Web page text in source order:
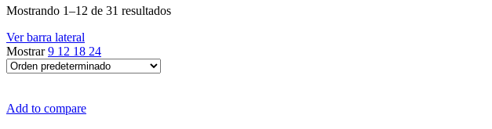
Mostrando 1–12 de 31 resultados
Ver barra lateral
Mostrar9 12 18 24
Add to compare